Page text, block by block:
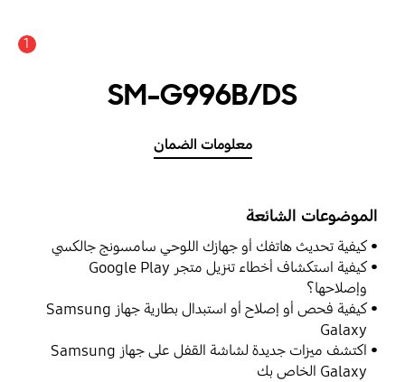
1
SM-G996B/DS
معلومات الضمان
الموضوعات الشائعة
كيفية تحديث هاتفك أو جهازك اللوحي سامسونج جالكسي
كيفية استكشاف أخطاء تنزيل متجر Google Play
وإصلاحها؟
كيفية فحص أو إصلاح أو استبدال بطارية جهاز Samsung
Galaxy
اكتشف ميزات جديدة لشاشة القفل على جهاز Samsung
Galaxy الخاص بك